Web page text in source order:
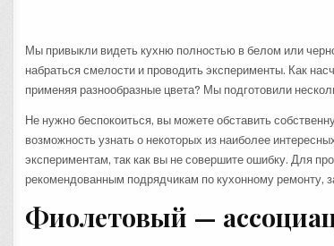
Мы привыкли видеть кухню полностью в белом или
набраться смелости и проводить эксперименты. Как
применяя разнообразные цвета? Мы подготовили
Не нужно беспокоиться, вы можете обставить
возможность узнать о некоторых из наиболее
экспериментам, так как вы не совершите ошибку. Для
рекомендованным подрядчикам по кухонному ремонту,
Фиолетовый —